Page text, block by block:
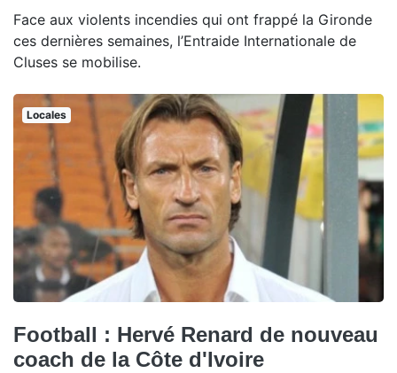
Face aux violents incendies qui ont frappé la Gironde
ces dernières semaines, l’Entraide Internationale de
Cluses se mobilise.
Locales
Football : Hervé Renard de nouveau
coach de la Côte d'Ivoire